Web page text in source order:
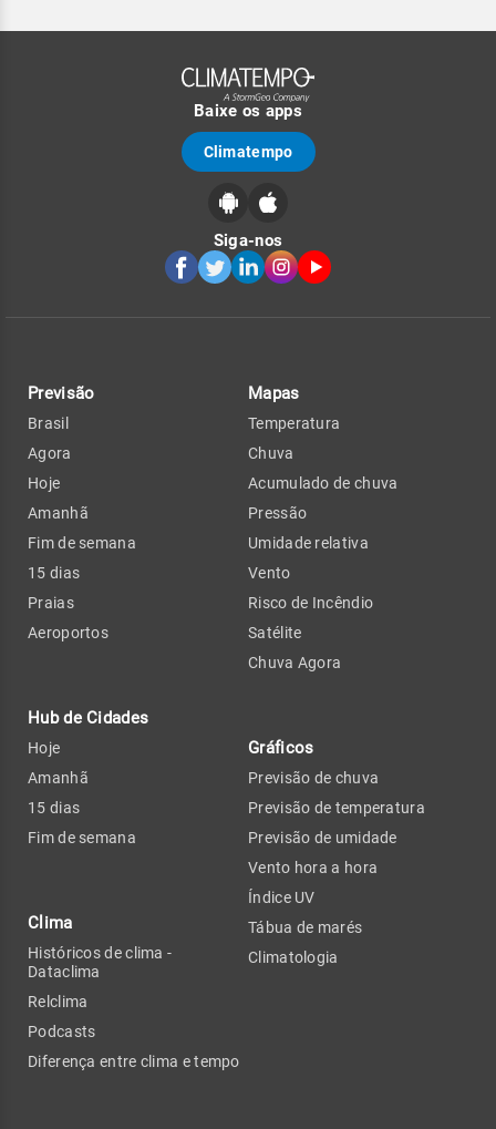
Baixe os apps
Climatempo
Siga-nos
Previsão
Brasil
Agora
Hoje
Amanhã
Fim de semana
15 dias
Praias
Aeroportos
Hub de Cidades
Hoje
Amanhã
15 dias
Fim de semana
Clima
Históricos de clima -
Dataclima
Relclima
Podcasts
Diferença entre clima e tempo
Mapas
Temperatura
Chuva
Acumulado de chuva
Pressão
Umidade relativa
Vento
Risco de Incêndio
Satélite
Chuva Agora
Gráficos
Previsão de chuva
Previsão de temperatura
Previsão de umidade
Vento hora a hora
Índice UV
Tábua de marés
Climatologia